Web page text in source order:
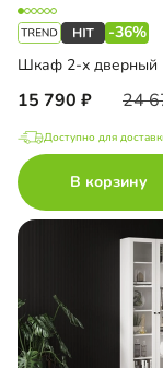
-36%
Шкаф 2-х дверный
15 790 24
Доступно для
В корзину